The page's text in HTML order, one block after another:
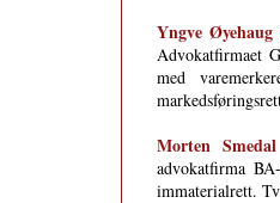
Yngve
Advokatfirmaet
med
Morten
advokatfirma
immaterialrett.